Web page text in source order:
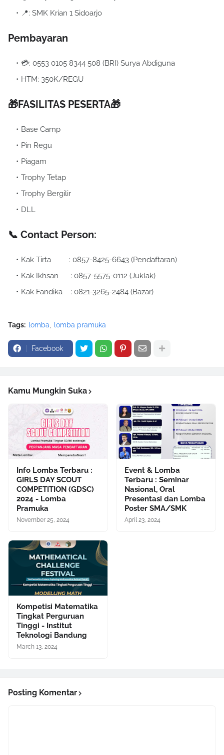
📍: SMK Krian 1 Sidoarjo
Pembayaran
💳: 0553 0105 8344 508 (BRI) Surya Abdiguna
HTM: 350K/REGU
🎁FASILITAS PESERTA🎁
Base Camp
Pin Regu
Piagam
Trophy Tetap
Trophy Bergilir
DLL
📞 Contact Person:
Kak Tirta : 0857-8425-6643 (Pendaftaran)
Kak Ikhsan : 0857-5575-0112 (Juklak)
Kak Fandika : 0821-3265-2484 (Bazar)
Tags: lomba lomba pramuka
Facebook
Kamu Mungkin Suka
Info Lomba Terbaru :
GIRLS DAY SCOUT
COMPETITION (GDSC)
2024 - Lomba
Pramuka
November 25, 2024
Event & Lomba
Terbaru : Seminar
Nasional, Oral
Presentasi dan Lomba
Poster SMA/SMK
April 23, 2024
Kompetisi Matematika
Tingkat Perguruan
Tinggi - Institut
Teknologi Bandung
March 13, 2024
Posting Komentar